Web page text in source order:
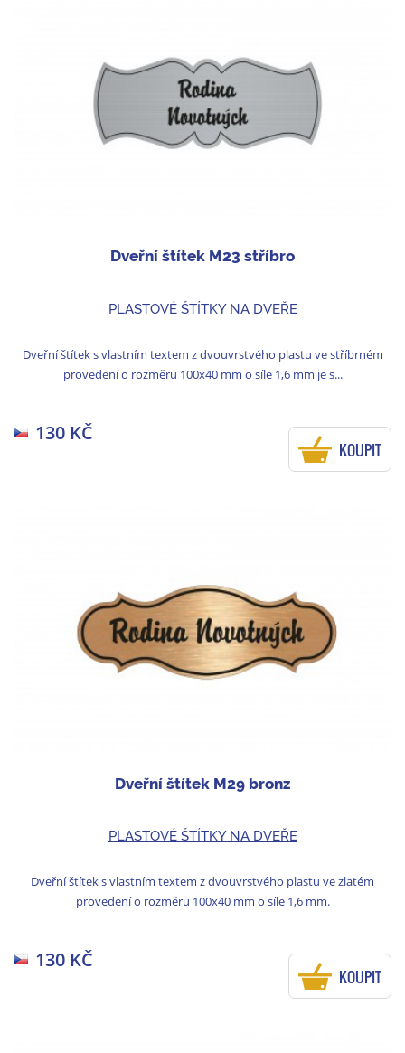
Dveřní štítek M23 stříbro
PLASTOVÉ ŠTÍTKY NA DVEŘE
Dveřní štítek s vlastním textem z dvouvrstvého plastu ve stříbrném
provedení o rozměru 100x40 mm o síle 1,6 mm je s...
130 KČ
KOUPIT
Dveřní štítek M29 bronz
PLASTOVÉ ŠTÍTKY NA DVEŘE
Dveřní štítek s vlastním textem z dvouvrstvého plastu ve zlatém
provedení o rozměru 100x40 mm o síle 1,6 mm.
130 KČ
KOUPIT